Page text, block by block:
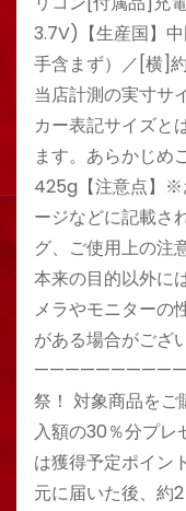
3.7V)【生産国】
手含まず）／[横]
当店計測の実寸サ
カー表記サイズと
ます。あらかじめ
425g【注意点】※
ージなどに記載さ
グ、ご使用上の注
本来の目的以外に
メラやモニターの
がある場合がござ
———————————-
祭！ 対象商品を
入額の30％分プレ
は獲得予定ポイン
元に届いた後、約